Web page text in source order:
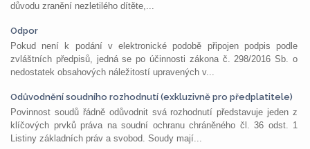
důvodu zranění nezletilého dítěte,...
Odpor
Pokud není k podání v elektronické podobě připojen podpis podle
zvláštních předpisů, jedná se po účinnosti zákona č. 298/2016 Sb. o
nedostatek obsahových náležitostí upravených v...
Odůvodnění soudního rozhodnutí (exkluzivně pro předplatitele)
Povinnost soudů řádně odůvodnit svá rozhodnutí představuje jeden z
klíčových prvků práva na soudní ochranu chráněného čl. 36 odst. 1
Listiny základních práv a svobod. Soudy mají...